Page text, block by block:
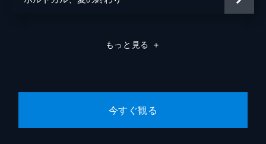
もっと見る ＋
今すぐ観る